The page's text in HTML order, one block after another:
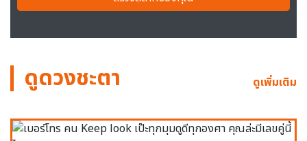
ดูดวงชะตา ดูเพิ่มเติม